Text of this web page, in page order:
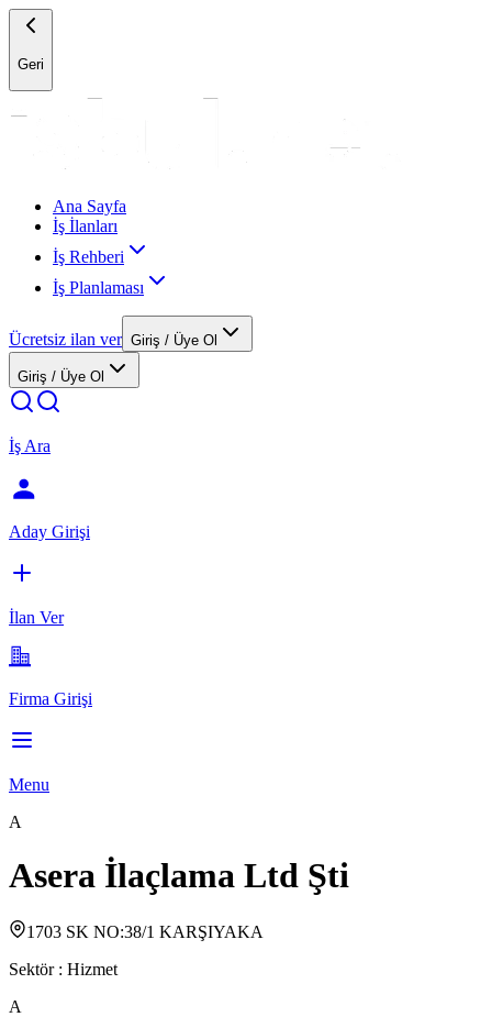
Geri
Ana Sayfa
İş İlanları
İş Rehberi
İş Planlaması
Ücretsiz ilan ver Giriş / Üye Ol
Giriş / Üye Ol
İş Ara
Aday Girişi
İlan Ver
Firma Girişi
Menu
A
Asera İlaçlama Ltd Şti
1703 SK NO:38/1 KARŞIYAKA
Sektör : Hizmet
A